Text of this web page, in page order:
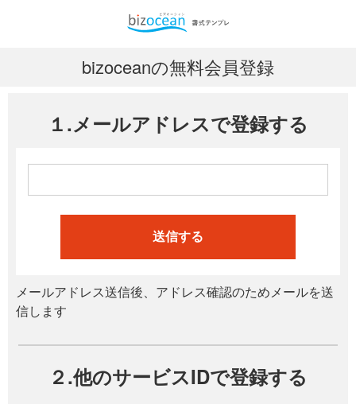
bizoceanの無料会員登録
１.メールアドレスで登録する
送信する
メールアドレス送信後、アドレス確認のためメールを送
信します
２.他のサービスIDで登録する